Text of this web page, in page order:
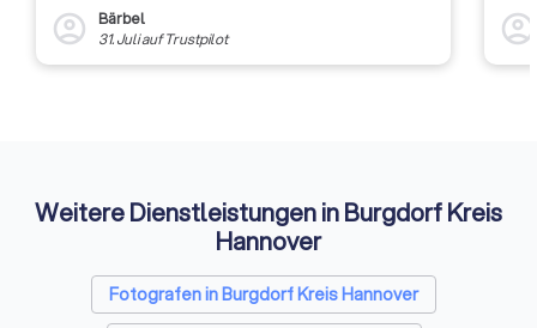
account_circle
Bärbel
31. Juliauf Trustpilot account_circle
Weitere Dienstleistungen in Burgdorf Kreis
Hannover
Fotografen in Burgdorf Kreis Hannover